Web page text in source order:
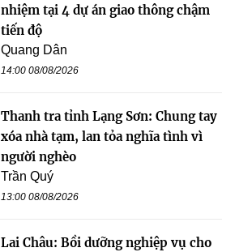
nhiệm tại 4 dự án giao thông chậm
tiến độ
Quang Dân
14:00 08/08/2026
Thanh tra tỉnh Lạng Sơn: Chung tay
xóa nhà tạm, lan tỏa nghĩa tình vì
người nghèo
Trần Quý
13:00 08/08/2026
Lai Châu: Bồi dưỡng nghiệp vụ cho